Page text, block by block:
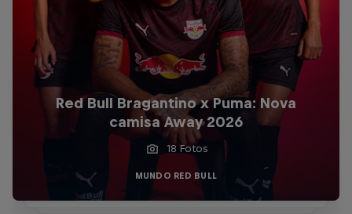
Red Bull Bragantino x Puma: Nova
camisa Away 2026
18 Fotos
MUNDO RED BULL